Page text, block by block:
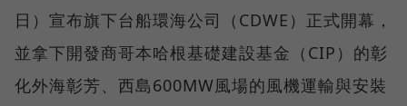
日）宣布旗下台船環海公司（CDWE）正式開幕，
並拿下開發商哥本哈根基礎建設基金（CIP）的彰
化外海彰芳、西島600MW風場的風機運輸與安裝